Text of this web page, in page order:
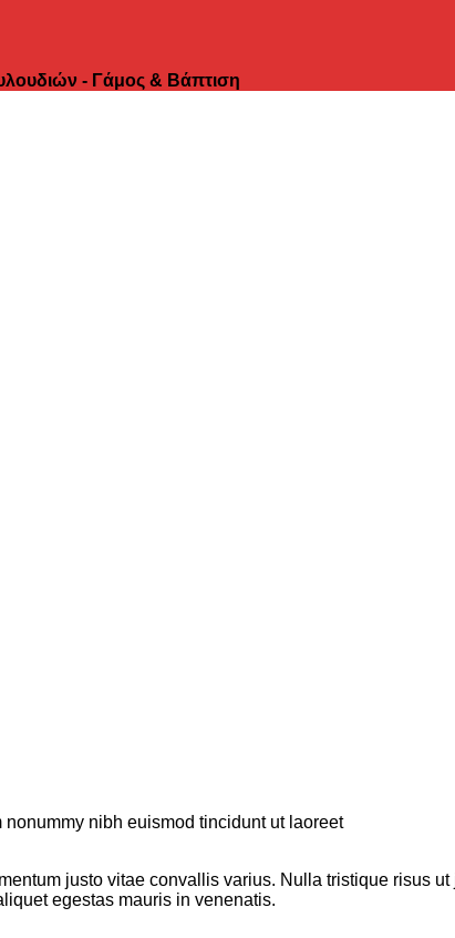
- Γάμος & Βάπτιση
nibh euismod tincidunt ut laoreet
justo vitae convallis varius. Nulla tristique risus
egestas mauris in venenatis.